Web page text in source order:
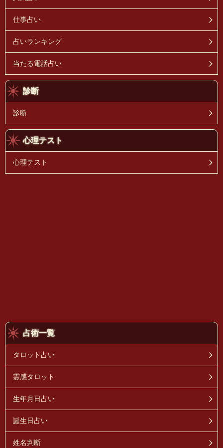
仕事占い
占いランキング
当たる電話占い
診断
診断
心理テスト
心理テスト
占術一覧
タロット占い
霊感タロット
生年月日占い
誕生日占い
姓名判断